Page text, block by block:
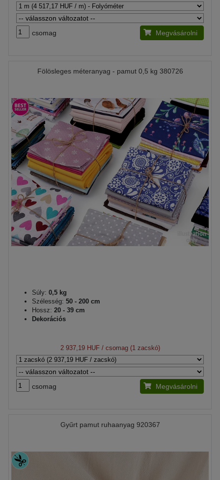
csomag Megvásárolni
Fölösleges méteranyag - pamut 0,5 kg 380726
Súly: 0,5 kg
Szélesség: 50 - 200 cm
Hossz: 20 - 39 cm
Dekorációs
2 937,19 HUF/ csomag (1 zacskó)
csomag Megvásárolni
Gyűrt pamut ruhaanyag 920367